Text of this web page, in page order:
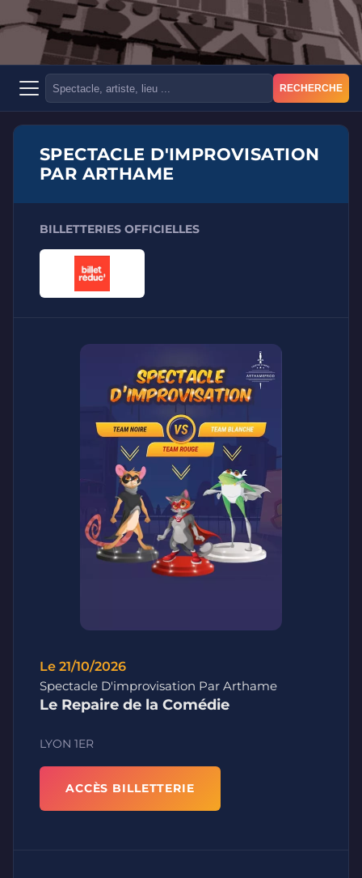
RECHERCHE
SPECTACLE D'IMPROVISATION
PAR ARTHAME
BILLETTERIES OFFICIELLES
Le 21/10/2026
Spectacle D'improvisation Par Arthame
Le Repaire de la Comédie
LYON 1ER
ACCÈS BILLETTERIE